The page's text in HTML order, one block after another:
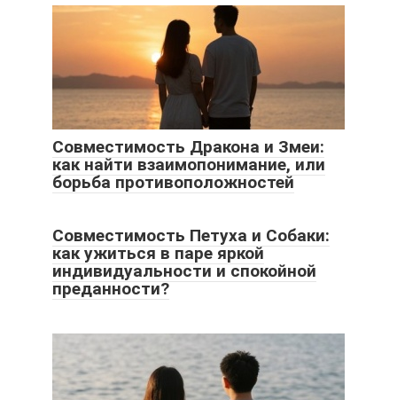
Совместимость Дракона и Змеи:
как найти взаимопонимание, или
борьба противоположностей
Совместимость Петуха и Собаки:
как ужиться в паре яркой
индивидуальности и спокойной
преданности?